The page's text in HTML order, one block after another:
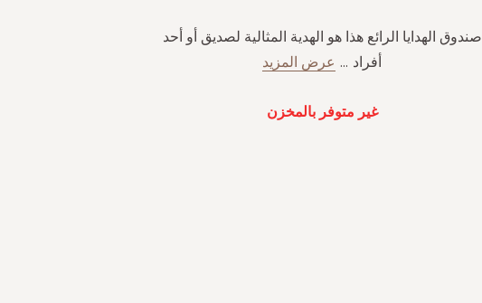
صندوق الهدايا الرائع هذا هو الهدية المثالية لصديق أو أحد
أفراد ... عرض المزيد
غير متوفر بالمخزن